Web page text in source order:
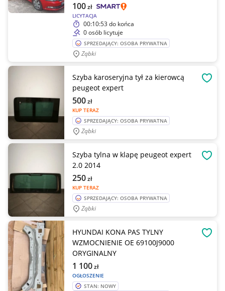
LICYTACJA
100zł
00:10:53do końca
0 osób licytuje
SPRZEDAJĄCY: OSOBA PRYWATNA
Ząbki
Szyba karoseryjna tył za kierowcą
peugeot expert
KUP TERAZ
500zł
SPRZEDAJĄCY: OSOBA PRYWATNA
Ząbki
Szyba tylna w klapę peugeot expert
2.0 2014
KUP TERAZ
250zł
SPRZEDAJĄCY: OSOBA PRYWATNA
Ząbki
HYUNDAI KONA PAS TYLNY
WZMOCNIENIE OE 69100J9000
ORYGINALNY
OGŁOSZENIE
1 100zł
STAN: NOWY